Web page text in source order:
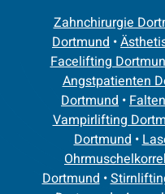
Zahnchirurgie
Dortmund •
Facelifting
Angstpatienten
Dortmund •
Vampirlifting
Dortmund•
Dortmund•